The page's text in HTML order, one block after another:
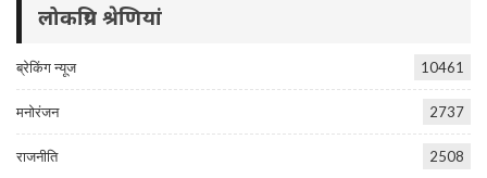
लोकप्रिय श्रेणियां
ब्रेकिंग न्यूज 10461
मनोरंजन 2737
राजनीति 2508